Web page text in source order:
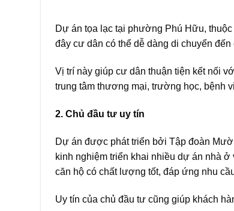
Dự án tọa lạc tại phường Phú Hữu,
đây cư dân có thể dễ dàng di chuyển
Vị trí này giúp cư dân thuận tiện kết nối
trung tâm thương mại, trường học, bệnh
2. Chủ đầu tư uy tín
Dự án được phát triển bởi Tập đoàn
kinh nghiệm triển khai nhiều dự án nhà
căn hộ có chất lượng tốt, đáp ứng nhu
Uy tín của chủ đầu tư cũng giúp khách